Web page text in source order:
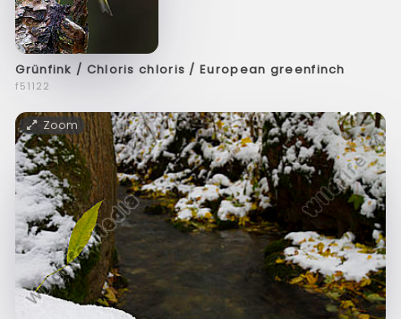
Grünfink / Chloris chloris / European greenfinch
f51122
Zoom